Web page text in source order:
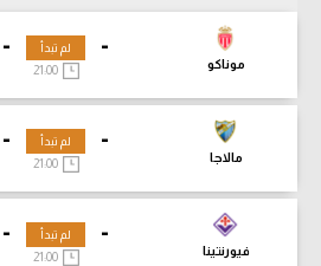
-
موناكو
- لم تبدأ
21:00
-
مالاجا
- لم تبدأ
21:00
-
فيورنتينا
- لم تبدأ
21:00